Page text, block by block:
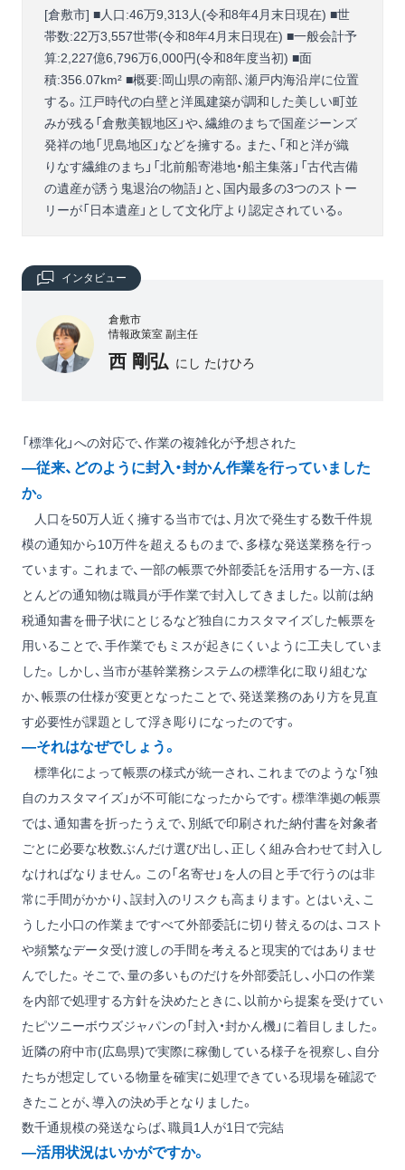
[倉敷市] ■人口:46万9,313人(令和8年4月末日現在) ■世
帯数:22万3,557世帯(令和8年4月末日現在) ■一般会計予
算:2,227億6,796万6,000円(令和8年度当初) ■面
積:356.07km² ■概要:岡山県の南部、瀬戸内海沿岸に位置
する。江戸時代の白壁と洋風建築が調和した美しい町並
みが残る「倉敷美観地区」や、繊維のまちで国産ジーンズ
発祥の地「児島地区」などを擁する。また、「和と洋が織
りなす繊維のまち」「北前船寄港地・船主集落」「古代吉備
の遺産が誘う鬼退治の物語」と、国内最多の3つのストー
リーが「日本遺産」として文化庁より認定されている。
インタビュー
倉敷市
情報政策室 副主任
西 剛弘 にし たけひろ
「標準化」への対応で、作業の複雑化が予想された
―従来、どのように封入・封かん作業を行っていました
か。
人口を50万人近く擁する当市では、月次で発生する数千件規
模の通知から10万件を超えるものまで、多様な発送業務を行っ
ています。これまで、一部の帳票で外部委託を活用する一方、ほ
とんどの通知物は職員が手作業で封入してきました。以前は納
税通知書を冊子状にとじるなど独自にカスタマイズした帳票を
用いることで、手作業でもミスが起きにくいように工夫していま
した。しかし、当市が基幹業務システムの標準化に取り組むな
か、帳票の仕様が変更となったことで、発送業務のあり方を見直
す必要性が課題として浮き彫りになったのです。
―それはなぜでしょう。
標準化によって帳票の様式が統一され、これまでのような「独
自のカスタマイズ」が不可能になったからです。標準準拠の帳票
では、通知書を折ったうえで、別紙で印刷された納付書を対象者
ごとに必要な枚数ぶんだけ選び出し、正しく組み合わせて封入し
なければなりません。この「名寄せ」を人の目と手で行うのは非
常に手間がかかり、誤封入のリスクも高まります。とはいえ、こ
うした小口の作業まですべて外部委託に切り替えるのは、コスト
や頻繁なデータ受け渡しの手間を考えると現実的ではありませ
んでした。そこで、量の多いものだけを外部委託し、小口の作業
を内部で処理する方針を決めたときに、以前から提案を受けてい
たピツニーボウズジャパンの「封入・封かん機」に着目しました。
近隣の府中市(広島県)で実際に稼働している様子を視察し、自分
たちが想定している物量を確実に処理できている現場を確認で
きたことが、導入の決め手となりました。
数千通規模の発送ならば、職員1人が1日で完結
―活用状況はいかがですか。